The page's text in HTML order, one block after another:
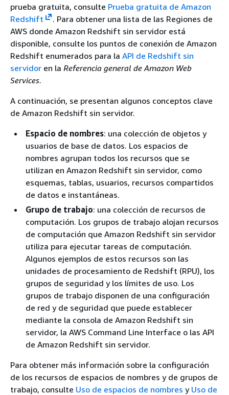
prueba gratuita, consulte Prueba gratuita de Amazon
Redshift
. Para obtener una lista de las Regiones de
AWS donde Amazon Redshift sin servidor está
disponible, consulte los puntos de conexión de Amazon
Redshift enumerados para la API de Redshift sin
servidor en la Referencia general de Amazon Web
Services.
A continuación, se presentan algunos conceptos clave
de Amazon Redshift sin servidor.
Espacio de nombres: una colección de objetos y
usuarios de base de datos. Los espacios de
nombres agrupan todos los recursos que se
utilizan en Amazon Redshift sin servidor, como
esquemas, tablas, usuarios, recursos compartidos
de datos e instantáneas.
Grupo de trabajo: una colección de recursos de
computación. Los grupos de trabajo alojan recursos
de computación que Amazon Redshift sin servidor
utiliza para ejecutar tareas de computación.
Algunos ejemplos de estos recursos son las
unidades de procesamiento de Redshift (RPU), los
grupos de seguridad y los límites de uso. Los
grupos de trabajo disponen de una configuración
de red y de seguridad que puede establecer
mediante la consola de Amazon Redshift sin
servidor, la AWS Command Line Interface o las API
de Amazon Redshift sin servidor.
Para obtener más información sobre la configuración
de los recursos de espacios de nombres y de grupos de
trabajo, consulte Uso de espacios de nombres y Uso de